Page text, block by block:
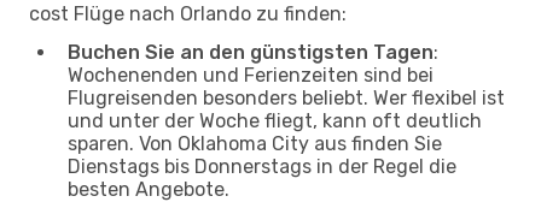
cost Flüge nach Orlando zu finden:
Buchen Sie an den günstigsten Tagen:
Wochenenden und Ferienzeiten sind bei
Flugreisenden besonders beliebt. Wer flexibel ist
und unter der Woche fliegt, kann oft deutlich
sparen. Von Oklahoma City aus finden Sie
Dienstags bis Donnerstags in der Regel die
besten Angebote.